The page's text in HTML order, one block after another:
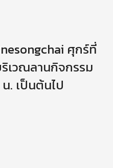
ศุกร์ที่
เวณลานกิจกรรม
. เป็นต้นไป